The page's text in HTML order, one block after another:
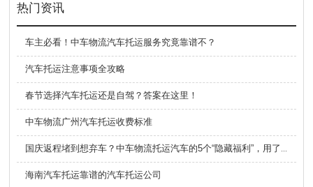
热门资讯
车主必看！中车物流汽车托运服务究竟靠谱不？
汽车托运注意事项全攻略
春节选择汽车托运还是自驾？答案在这里！
中车物流广州汽车托运收费标准
海南汽车托运靠谱的汽车托运公司